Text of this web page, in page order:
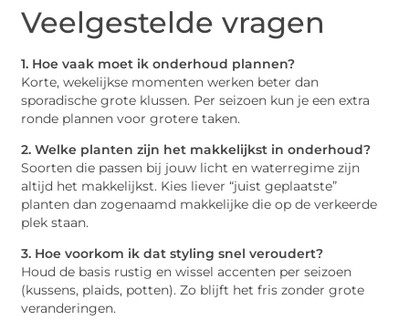
Veelgestelde vragen
1. Hoe vaak moet ik onderhoud plannen?
Korte, wekelijkse momenten werken beter dan
sporadische grote klussen. Per seizoen kun je een extra
ronde plannen voor grotere taken.
2. Welke planten zijn het makkelijkst in onderhoud?
Soorten die passen bij jouw licht en waterregime zijn
altijd het makkelijkst. Kies liever “juist geplaatste”
planten dan zogenaamd makkelijke die op de verkeerde
plek staan.
3. Hoe voorkom ik dat styling snel veroudert?
Houd de basis rustig en wissel accenten per seizoen
(kussens, plaids, potten). Zo blijft het fris zonder grote
veranderingen.